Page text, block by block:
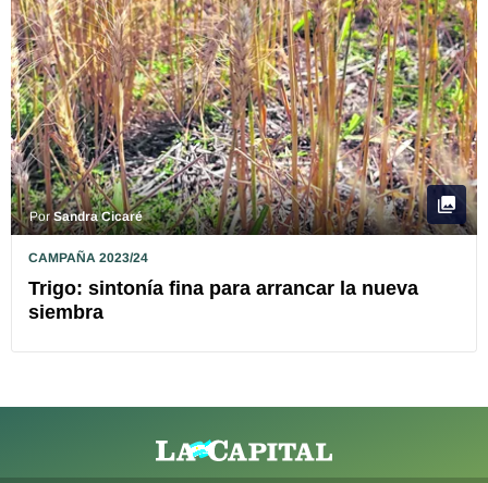
PorSandra Cicaré
CAMPAÑA 2023/24
Trigo: sintonía fina para arrancar la nueva
siembra